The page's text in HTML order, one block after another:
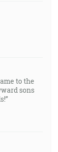
to the
sons